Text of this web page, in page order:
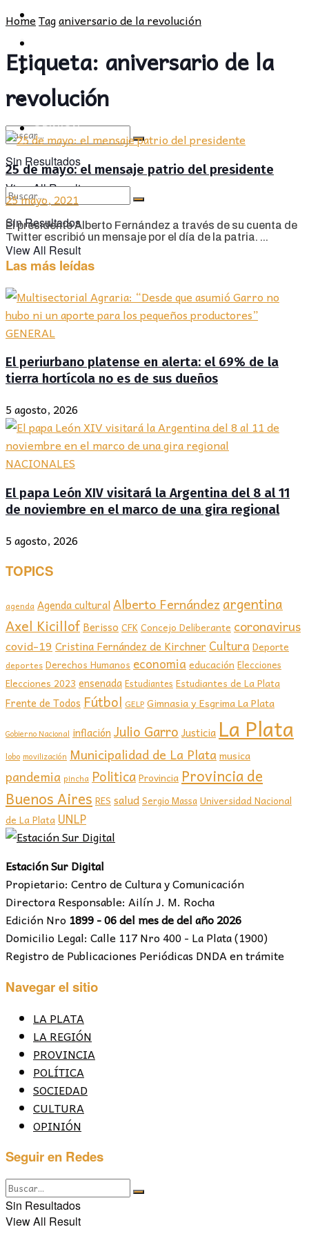
CULTURA
OPINIÓN
Sin Resultados
View All Result
PROVINCIA
SOCIEDAD
CULTURA
OPINIÓN
Sin Resultados
View All Result
HomeTaganiversario de la revolución
Etiqueta: aniversario de la
revolución
25 de mayo: el mensaje patrio del presidente
25 mayo, 2021
El presidente Alberto Fernández a través de su cuenta de
Twitter escribió un mensaje por el día de la patria. ...
Las más leídas
GENERAL
El periurbano platense en alerta: el 69% de la
tierra hortícola no es de sus dueños
5 agosto, 2026
NACIONALES
El papa León XIV visitará la Argentina del 8 al 11
de noviembre en el marco de una gira regional
5 agosto, 2026
TOPICS
agenda Agenda culturalAlberto Fernández argentina
Axel Kicillof Berisso CFKConcejo Deliberante coronavirus
covid-19 Cristina Fernández de Kirchner Cultura Deporte
deportes Derechos Humanos economia educación Elecciones
Elecciones 2023 ensenada Estudiantes Estudiantes de La Plata
Frente de Todos Fútbol GELP Gimnasia y Esgrima La Plata
Gobierno Nacional inflación Julio Garro Justicia La Plata
lobo movilización Municipalidad de La Plata musica
pandemia pincha PoliticaProvincia Provincia de
Buenos Aires RES saludSergio MassaUniversidad Nacional
de La Plata UNLP
Estación Sur Digital
Propietario: Centro de Cultura y Comunicación
Directora Responsable: Ailín J. M. Rocha
Edición Nro 1899 - 06 del mes de del año 2026
Domicilio Legal: Calle 117 Nro 400 - La Plata (1900)
Registro de Publicaciones Periódicas DNDA en trámite
Navegar el sitio
LA PLATA
LA REGIÓN
PROVINCIA
POLÍTICA
SOCIEDAD
CULTURA
OPINIÓN
Seguir en Redes
Sin Resultados
View All Result